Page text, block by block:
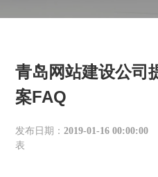
青岛网站建设公司
案FAQ
发布日期：2019-01-16 00:00:00
表